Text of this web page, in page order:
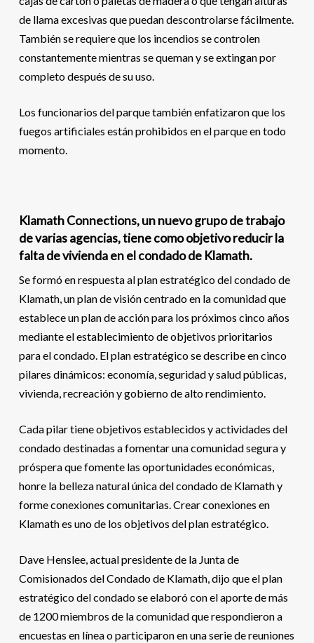
de llama excesivas que puedan descontrolarse fácilmente.
También se requiere que los incendios se controlen
constantemente mientras se queman y se extingan por
completo después de su uso.
Los funcionarios del parque también enfatizaron que los
fuegos artificiales están prohibidos en el parque en todo
momento.
Klamath Connections, un nuevo grupo de trabajo
de varias agencias, tiene como objetivo reducir la
falta de vivienda en el condado de Klamath.
Se formó en respuesta al plan estratégico del condado de
Klamath, un plan de visión centrado en la comunidad que
establece un plan de acción para los próximos cinco años
mediante el establecimiento de objetivos prioritarios
para el condado. El plan estratégico se describe en cinco
pilares dinámicos: economía, seguridad y salud públicas,
vivienda, recreación y gobierno de alto rendimiento.
Cada pilar tiene objetivos establecidos y actividades del
condado destinadas a fomentar una comunidad segura y
próspera que fomente las oportunidades económicas,
honre la belleza natural única del condado de Klamath y
forme conexiones comunitarias. Crear conexiones en
Klamath es uno de los objetivos del plan estratégico.
Dave Henslee, actual presidente de la Junta de
Comisionados del Condado de Klamath, dijo que el plan
estratégico del condado se elaboró ​​con el aporte de más
de 1200 miembros de la comunidad que respondieron a
encuestas en línea o participaron en una serie de reuniones